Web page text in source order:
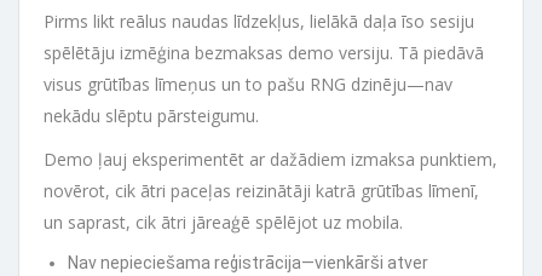
Pirms likt reālus naudas līdzekļus, lielākā daļa īso sesiju
spēlētāju izmēģina bezmaksas demo versiju. Tā piedāvā
visus grūtības līmeņus un to pašu RNG dzinēju—nav
nekādu slēptu pārsteigumu.
Demo ļauj eksperimentēt ar dažādiem izmaksa punktiem,
novērot, cik ātri paceļas reizinātāji katrā grūtības līmenī,
un saprast, cik ātri jāreaģē spēlējot uz mobila.
Nav nepieciešama reģistrācija—vienkārši atver